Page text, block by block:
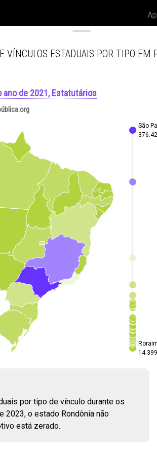
VÍNCULOS ESTADUAIS POR TIPO EM
ano de 2021, Estatutários
14.399
São
por tipo de vínculo durante os
2023, o estado Rondônia não
está zerado.